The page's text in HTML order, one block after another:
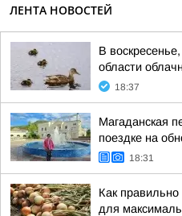
ЛЕНТА НОВОСТЕЙ
В
области
18:37
Магаданская
поездке на
18:31
Как
для